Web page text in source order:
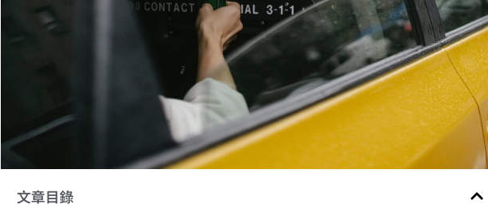
文章目錄